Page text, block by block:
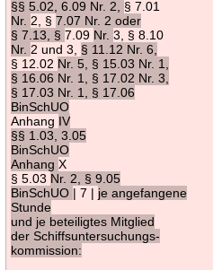
§§ 5.02, 6.09 Nr. 2, § 7.01
Nr. 2, §7.07 Nr. 2 oder
§ 7.13, §7.09 Nr.3, § 8.10
Nr. 2 und 3, § 11.12 Nr. 6,
§ 12.02 Nr. 5, § 15.03 Nr. 1,
§ 16.06 Nr. 1, § 17.02 Nr. 3,
§ 17.03 Nr. 1, § 17.06
BinSchUO
Anhang IV
§§ 1.03, 3.05
BinSchUO
AnhangX
§ 5.03 Nr. 2, § 9.05
BinSchUO | 7 | je angefangene
Stunde
und je beteiligtes Mitglied
der Schiffsuntersuchungs-
kommission: